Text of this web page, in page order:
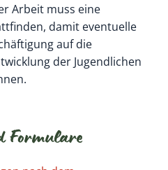
Arbeit muss eine
damit eventuelle
auf die
der Jugendlichen
Formulare